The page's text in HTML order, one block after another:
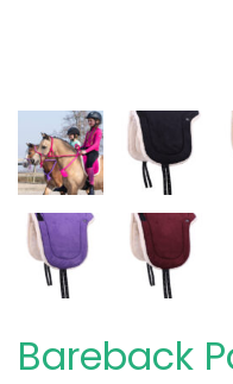
Bareback